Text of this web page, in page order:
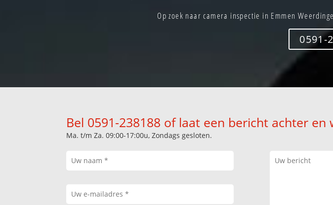
Op zoek naar camera inspectie in Emmen
0591-
Bel 0591-238188 of laat een bericht achter
Ma. t/m Za. 09:00-17:00u, Zondags gesloten.